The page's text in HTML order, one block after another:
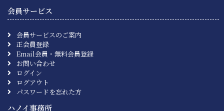
会員サービス
会員サービスのご案内
正会員登録
Email会員・無料会員登録
お問い合わせ
ログイン
ログアウト
パスワードを忘れた方
ハノイ事務所